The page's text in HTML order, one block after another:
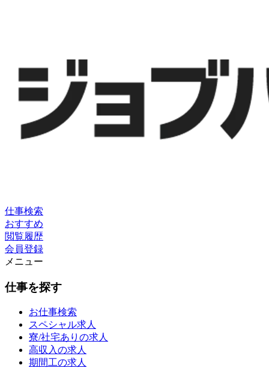
仕事検索
おすすめ
閲覧履歴
会員登録
メニュー
仕事を探す
お仕事検索
スペシャル求人
寮/社宅ありの求人
高収入の求人
期間工の求人